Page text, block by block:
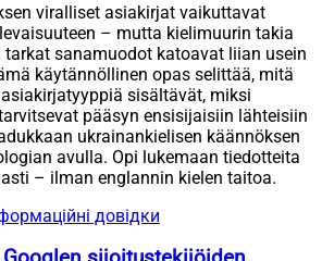
viralliset asiakirjat vaikuttavat
– mutta kielimuurin takia
tarkat sanamuodot katoavat liian usein
käytännöllinen opas selittää, mitä
sisältävät, miksi
pääsyn ensisijaisiin lähteisiin
ukrainankielisen käännöksen
avulla. Opi lukemaan tiedotteita
– ilman englannin kielen taitoa.
довідки